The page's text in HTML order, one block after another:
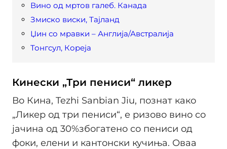
Вино од мртов галеб. Канада
Змиско виски, Тајланд
Џин со мравки – Англија/Австралија
Тонгсул, Кореја
Кинески „Три пениси“ ликер
Во Кина, Tezhi Sanbian Jiu, познат како
„Ликер од три пениси“, е ризово вино со
јачина од 30%збогатено со пениси од
фоки, елени и кантонски кучиња. Оваа